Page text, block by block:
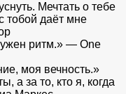
Мечтать о тебе
тобой даёт мне
ритм.» — One
моя вечность.»
а за то, кто я, когда